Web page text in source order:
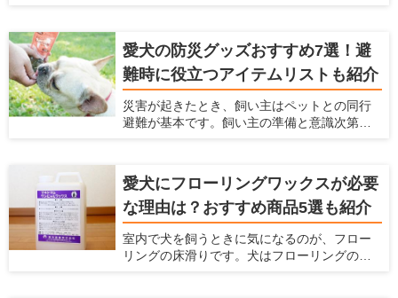
が大変という悩みもあると思います。 サロン
でバリカンをしてもらうこともできますが、
自宅でお手入れとしてバリカンをしてあげた
いという飼い主さんも多いと思います。そこ
で今回は、ペット用バリカンの選び方とス
ムーズに足裏や顔の毛をケアできるおすすめ
愛犬の防災グッズおすすめ7選！避
難時に役立つアイテムリストも紹介
災害が起きたとき、飼い主はペットとの同行
避難が基本です。飼い主の準備と意識次第
どんな防災グッズを用意しておけばよいで
しょうか。 愛犬の安全と健康を守るため、ラ
イフラインの停止を想定して、今から必要な
防災グッズを備蓄しておきましょう。ここで
は、避難生活に必要なアイテムリストとおす
すめの防災グッズを紹介します。
愛犬にフローリングワックスが必要
な理由は？おすすめ商品5選も紹介
室内で犬を飼うときに気になるのが、フロー
リングの床滑りです。犬はフローリングの上